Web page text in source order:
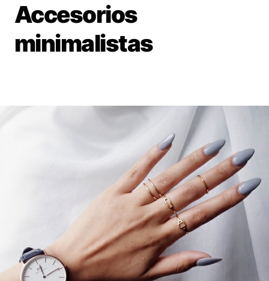
Accesorios
minimalistas